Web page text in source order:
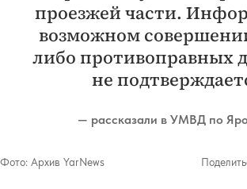
проезжей части.
возможном
либо противоправных
не
— рассказали в УМВД по
Фото: Архив YarNews